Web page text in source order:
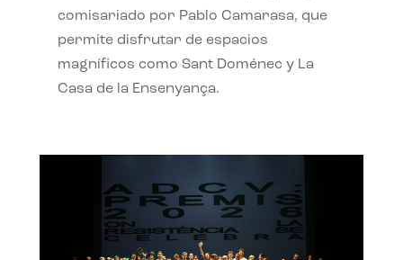
comisariado por Pablo Camarasa, que
permite disfrutar de espacios
magníficos como Sant Doménec y La
Casa de la Ensenyança.